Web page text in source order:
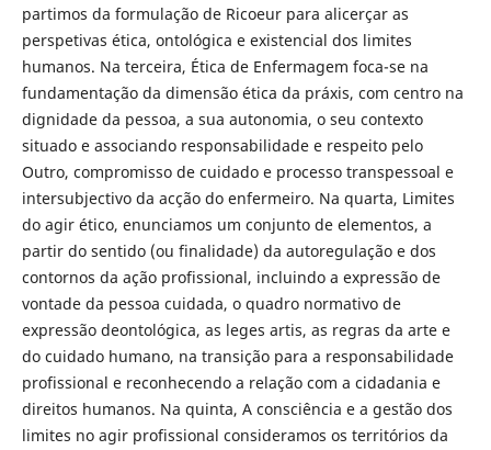
partimos da formulação de Ricoeur para alicerçar as
perspetivas ética, ontológica e existencial dos limites
humanos. Na terceira, Ética de Enfermagem foca-se na
fundamentação da dimensão ética da práxis, com centro na
dignidade da pessoa, a sua autonomia, o seu contexto
situado e associando responsabilidade e respeito pelo
Outro, compromisso de cuidado e processo transpessoal e
intersubjectivo da acção do enfermeiro. Na quarta, Limites
do agir ético, enunciamos um conjunto de elementos, a
partir do sentido (ou finalidade) da autoregulação e dos
contornos da ação profissional, incluindo a expressão de
vontade da pessoa cuidada, o quadro normativo de
expressão deontológica, as leges artis, as regras da arte e
do cuidado humano, na transição para a responsabilidade
profissional e reconhecendo a relação com a cidadania e
direitos humanos. Na quinta, A consciência e a gestão dos
limites no agir profissional consideramos os territórios da